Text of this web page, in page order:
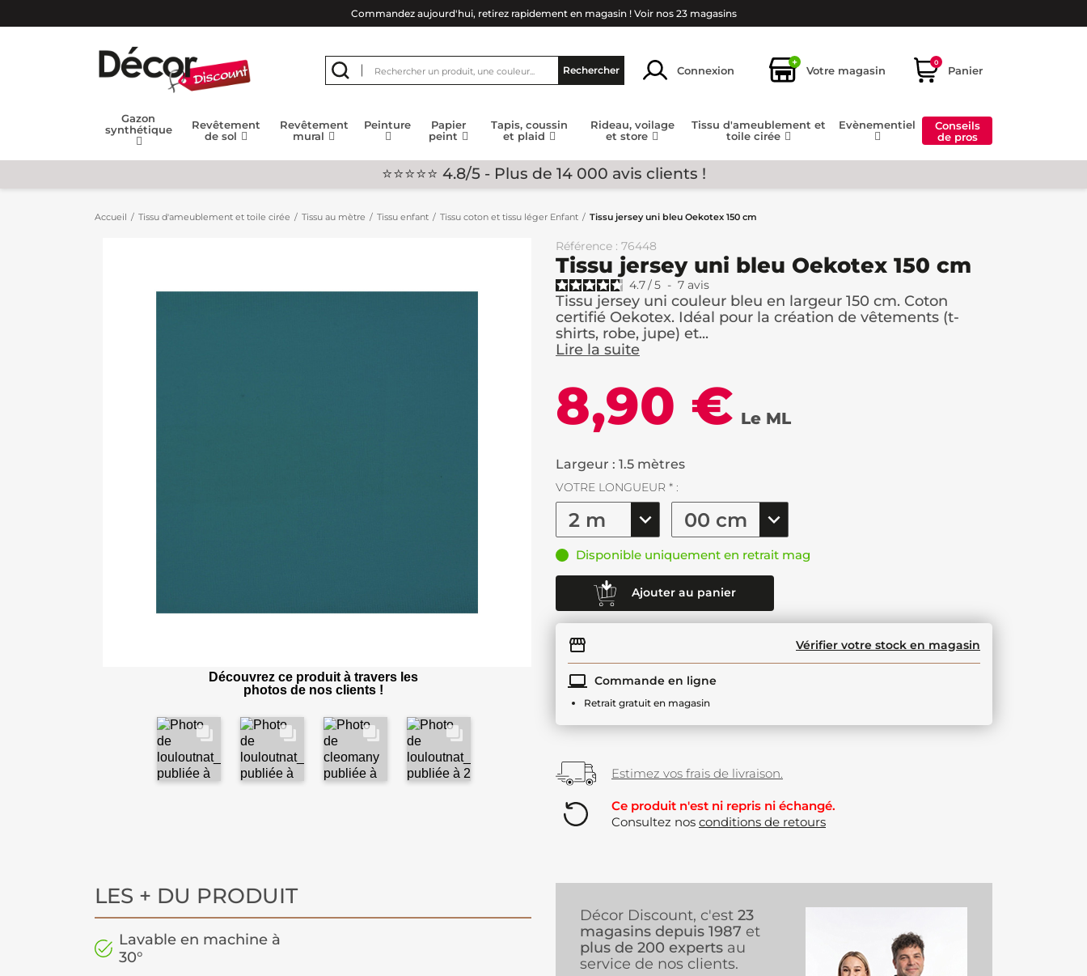
Commandez aujourd'hui, retirez rapidement en magasin ! Voir nos 23 magasins
Rechercher Connexion
+
Votre magasin
0
Panier
Gazon
synthétique
Revêtement
de sol
Revêtement
mural
Peinture
Papier
peint
Tapis, coussin
et plaid
Rideau, voilage
et store
Tissu d'ameublement et
toile cirée
Evènementiel
Conseils
de pros
⭐⭐⭐⭐⭐ 4.8/5 - Plus de 14 000 avis clients !
Accueil Tissu d'ameublement et toile cirée Tissu au mètre Tissu enfant Tissu coton et tissu léger Enfant Tissu jersey uni bleu Oekotex 150 cm
Découvrez ce produit à travers les
photos de nos clients !
Référence : 76448
Tissu jersey uni bleu Oekotex 150 cm
4.7/5 - 7 avis
Tissu jersey uni couleur bleu en largeur 150 cm. Coton
certifié Oekotex. Idéal pour la création de vêtements (t-
shirts, robe, jupe) et...
Lire la suite
8,90 € Le ML
Largeur : 1.5 mètres
VOTRE LONGUEUR * :
Disponible uniquement en retrait mag
Ajouter au panier
Vérifier votre stock en magasin
Commande en ligne
Retrait gratuit en magasin
Estimez vos frais de livraison.
Ce produit n'est ni repris ni échangé.
Consultez nos conditions de retours
LES + DU PRODUIT
Lavable en machine à
30°
Décor Discount, c'est 23
magasins depuis 1987 et
plus de 200 experts au
service de nos clients.